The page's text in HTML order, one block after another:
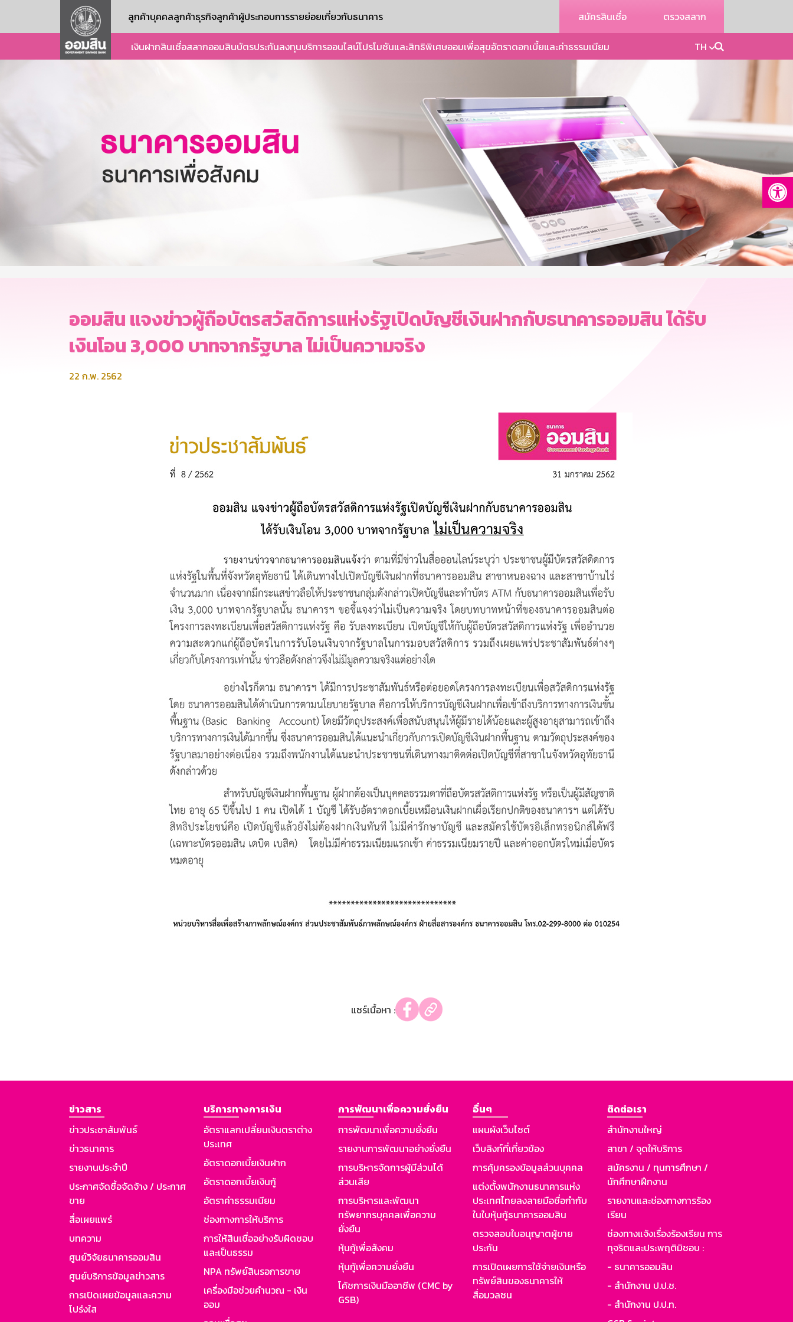
ลูกค้าบุคคลลูกค้าธุรกิจลูกค้าผู้ประกอบการรายย่อยเกี่ยวกับธนาคาร สมัครสินเชื่อ ตรวจสลาก
เงินฝากสินเชื่อสลากออมสินบัตรประกันลงทุนบริการออนไลน์โปรโมชันและสิทธิพิเศษออมเพื่อสุขอัตราดอกเบี้ยและค่าธรรมเนียม TH
ออมสิน แจงข่าวผู้ถือบัตรสวัสดิการแห่งรัฐเปิดบัญชีเงินฝากกับธนาคารออมสิน ได้รับ
เงินโอน 3,000 บาทจากรัฐบาล ไม่เป็นความจริง
22 ก.พ. 2562
แชร์เนื้อหา :
ข่าวสาร
ข่าวประชาสัมพันธ์
ข่าวธนาคาร
รายงานประจำปี
ประกาศจัดซื้อจัดจ้าง / ประกาศ
ขาย
สื่อเผยแพร่
บทความ
ศูนย์วิจัยธนาคารออมสิน
ศูนย์บริการข้อมูลข่าวสาร
การเปิดเผยข้อมูลและความ
โปร่งใส
บริการทางการเงิน
อัตราแลกเปลี่ยนเงินตราต่าง
ประเทศ
อัตราดอกเบี้ยเงินฝาก
อัตราดอกเบี้ยเงินกู้
อัตราค่าธรรมเนียม
ช่องทางการให้บริการ
การให้สินเชื่ออย่างรับผิดชอบ
และเป็นธรรม
NPA ทรัพย์สินรอการขาย
เครื่องมือช่วยคำนวณ - เงิน
ออม
การพัฒนาเพื่อความยั่งยืน
การพัฒนาเพื่อความยั่งยืน
รายงานการพัฒนาอย่างยั่งยืน
การบริหารจัดการผู้มีส่วนได้
ส่วนเสีย
การบริหารและพัฒนา
ทรัพยากรบุคคลเพื่อความ
ยั่งยืน
หุ้นกู้เพื่อสังคม
หุ้นกู้เพื่อความยั่งยืน
โค้ชการเงินมืออาชีพ (CMC by
GSB)
อื่นๆ
แผนผังเว็บไซต์
เว็บลิงก์ที่เกี่ยวข้อง
การคุ้มครองข้อมูลส่วนบุคคล
แต่งตั้งพนักงานธนาคารแห่ง
ประเทศไทยลงลายมือชื่อกำกับ
ในใบหุ้นกู้ธนาคารออมสิน
ตรวจสอบใบอนุญาตผู้ขาย
ประกัน
การเปิดเผยการใช้จ่ายเงินหรือ
ทรัพย์สินของธนาคารให้
สื่อมวลชน
ติดต่อเรา
สำนักงานใหญ่
สาขา / จุดให้บริการ
สมัครงาน / ทุนการศึกษา /
นักศึกษาฝึกงาน
รายงานและช่องทางการร้อง
เรียน
ช่องทางแจ้งเรื่องร้องเรียน การ
ทุจริตและประพฤติมิชอบ :
- ธนาคารออมสิน
- สำนักงาน ป.ป.ช.
- สำนักงาน ป.ป.ท.